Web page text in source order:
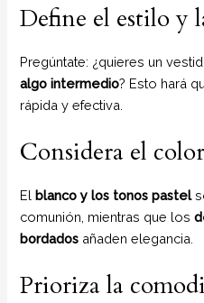
Define el estilo y
Pregúntate: ¿quieres un
algo intermedio? Esto hará
rápida y efectiva.
Considera el
Elblanco y los tonos pastel
comunión, mientras que los
bordados añaden elegancia.
Prioriza la